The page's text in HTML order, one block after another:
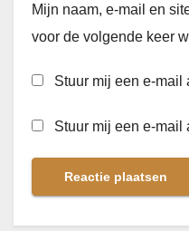
Mijn naam, e-mail en
voor de volgende keer
Stuur mij een e-mail
Stuur mij een e-mail